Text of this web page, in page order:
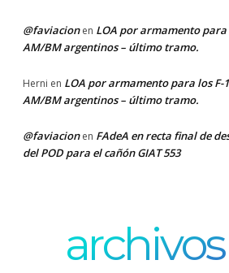
@faviacionen LOA por armamento para
AM/BM argentinos – último tramo.
Herni en LOA por armamento para los F-
AM/BM argentinos – último tramo.
@faviacionen FAdeA en recta final de
del POD para el cañón GIAT 553
archivos